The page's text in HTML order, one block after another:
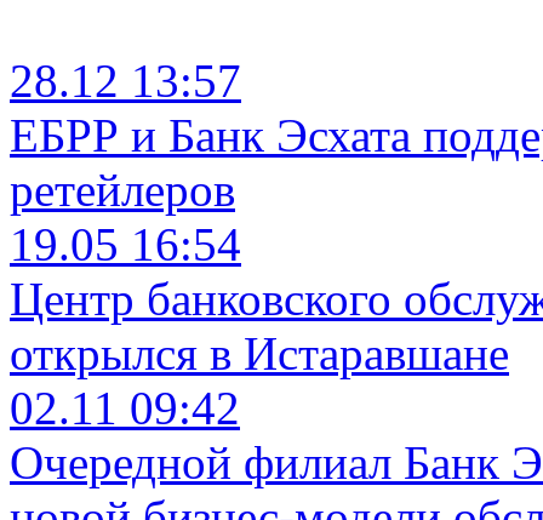
28.12 13:57
ЕБРР и Банк Эсхата
ретейлеров
19.05 16:54
Центр банковского
открылся в Истаравшане
02.11 09:42
Очередной филиал Банк